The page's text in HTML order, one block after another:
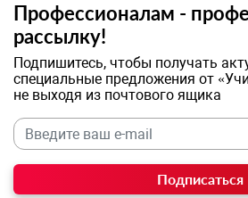
Профессионалам -
рассылку!
Подпишитесь, чтобы получать
специальные предложения от
не выходя из почтового ящика
Подписаться